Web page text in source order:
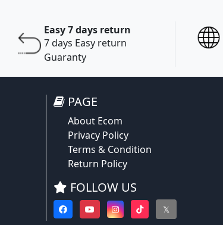
Easy 7 days return
7 days Easy return
Guaranty
PAGE
About Ecom
Privacy Policy
Terms & Condition
Return Policy
FOLLOW US
𝕏